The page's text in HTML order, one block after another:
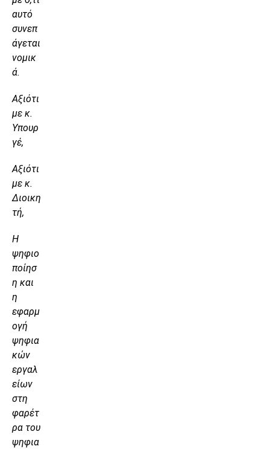
αυτό
συνεπ
άγεται
νομικ
ά.
Αξιότι
με κ.
Υπουρ
γέ,
Αξιότι
με κ.
Διοικη
τή,
Η
ψηφιο
ποίησ
η και
η
εφαρμ
ογή
ψηφια
κών
εργαλ
είων
στη
φαρέτ
ρα του
ψηφια